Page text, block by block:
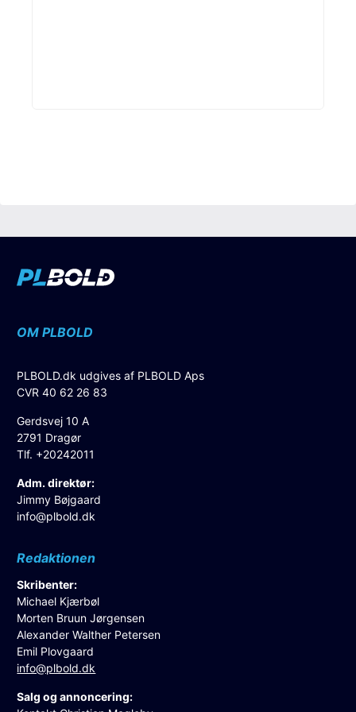
OM PLBOLD
PLBOLD.dk udgives af PLBOLD Aps
CVR 40 62 26 83
Gerdsvej 10 A
2791 Dragør
Tlf. +20242011
Adm. direktør:
Jimmy Bøjgaard
info@plbold.dk
Redaktionen
Skribenter:
Michael Kjærbøl
Morten Bruun Jørgensen
Alexander Walther Petersen
Emil Plovgaard
info@plbold.dk
Salg og annoncering: